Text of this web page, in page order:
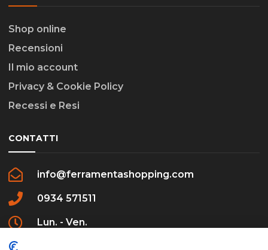
Shop online
Recensioni
Il mio account
Privacy & Cookie Policy
Recessi e Resi
CONTATTI
info@ferramentashopping.com
0934 571511
Lun. - Ven.